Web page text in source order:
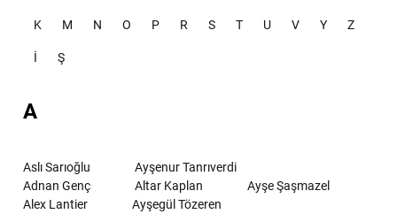
K M N O P R S T U V Y Z
İ Ş
A
Aslı Sarıoğlu
Ayşenur Tanrıverdi
Adnan Genç
Altar Kaplan
Ayşe Şaşmazel
Alex Lantier
Ayşegül Tözeren